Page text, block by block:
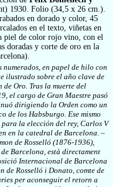
1930. Folio (34,5 x 26 cm.).
en dorado y color, 45
en el texto, viñetas en
piel de color rojo vino, con el
doradas y corte de oro en la
numerados, en papel de hilo con
ilustrado sobre el año clave de
Oro. Tras la muerte del
el cargo de Gran Maestre pasó
dirigiendo la Orden como un
de los Habsburgo. Ese mismo
la elección del rey, Carlos V
en la catedral de Barcelona. –
de Rosselló (1876-1936),
Barcelona, està directament
Internacional de Barcelona
de Rosselló i Donato, comte de
per aconseguir el retorn a